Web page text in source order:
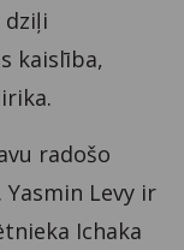
dziļi
kaislība,
radošo
Levy ir
Ichaka